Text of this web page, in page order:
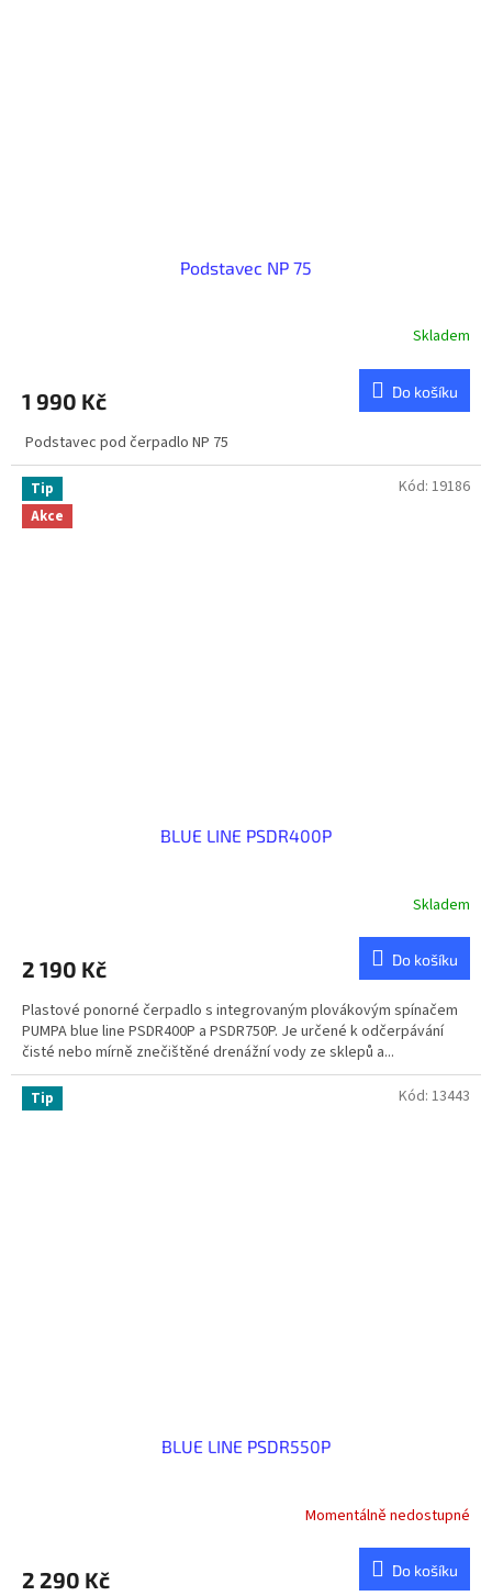
Podstavec NP 75
Skladem
1 990 Kč Do košíku
Podstavec pod čerpadlo NP 75
Tip
Akce
BLUE LINE PSDR400P
Skladem
2 190 Kč Do košíku
Plastové ponorné čerpadlo s integrovaným plovákovým spínačem
PUMPA blue line PSDR400P a PSDR750P. Je určené k odčerpávání
čisté nebo mírně znečištěné drenážní vody ze sklepů a...
Kód: 19186
Tip
BLUE LINE PSDR550P
Momentálně nedostupné
2 290 Kč Do košíku
Kód: 13443